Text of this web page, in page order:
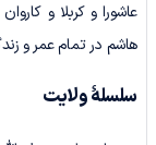
عاشورا و کربلا و
هاشم در تمام عمر و
سلسلۀ ولایت